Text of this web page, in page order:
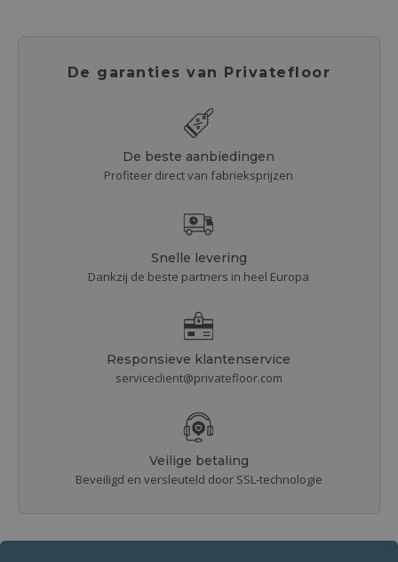
De garanties van Privatefloor
De beste aanbiedingen
Profiteer direct van fabrieksprijzen
Snelle levering
Dankzij de beste partners in heel Europa
Responsieve klantenservice
serviceclient@privatefloor.com
Veilige betaling
Beveiligd en versleuteld door SSL-technologie